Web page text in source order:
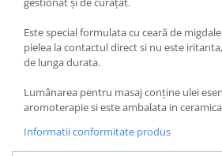
Este special formulata cu ceară de
pielea la contactul direct si nu este
de lunga durata.
Lumânarea pentru masaj conține ulei
aromoterapie si este ambalata in
Informatii conformitate produs